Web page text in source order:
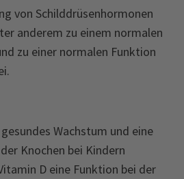
von Schilddrüsenhormonen
anderem zu einem normalen
zu einer normalen Funktion
Wachstum und eine
Knochen bei Kindern
D eine Funktion bei der